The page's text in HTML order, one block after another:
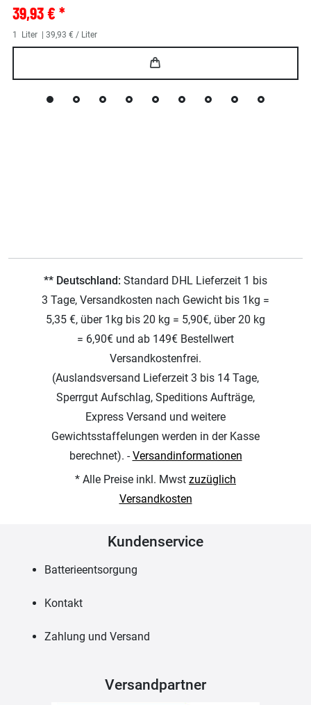
39,93 € *
1 Liter | 39,93 € / Liter
** Deutschland: Standard DHL Lieferzeit 1 bis
3 Tage, Versandkosten nach Gewicht bis 1kg =
5,35 €, über 1kg bis 20 kg = 5,90€, über 20 kg
= 6,90€ und ab 149€ Bestellwert
Versandkostenfrei.
(Auslandsversand Lieferzeit 3 bis 14 Tage,
Sperrgut Aufschlag, Speditions Aufträge,
Express Versand und weitere
Gewichtsstaffelungen werden in der Kasse
berechnet). -Versandinformationen
* Alle Preise inkl. Mwst zuzüglich
Versandkosten
Kundenservice
Batterieentsorgung
Kontakt
Zahlung und Versand
Versandpartner